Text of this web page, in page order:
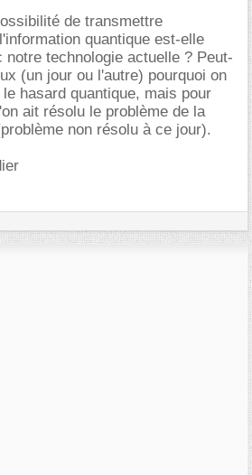
de transmettre
quantique est-elle
notre technologie actuelle ? Peut-
(un jour ou l'autre) pourquoi on
hasard quantique, mais pour
ait résolu le problème de la
non résolu à ce jour).